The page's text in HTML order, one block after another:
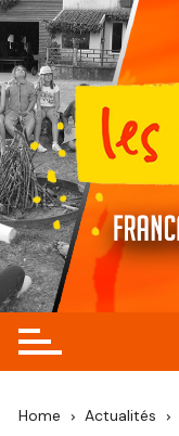
Skip
to
content
Home Actualités